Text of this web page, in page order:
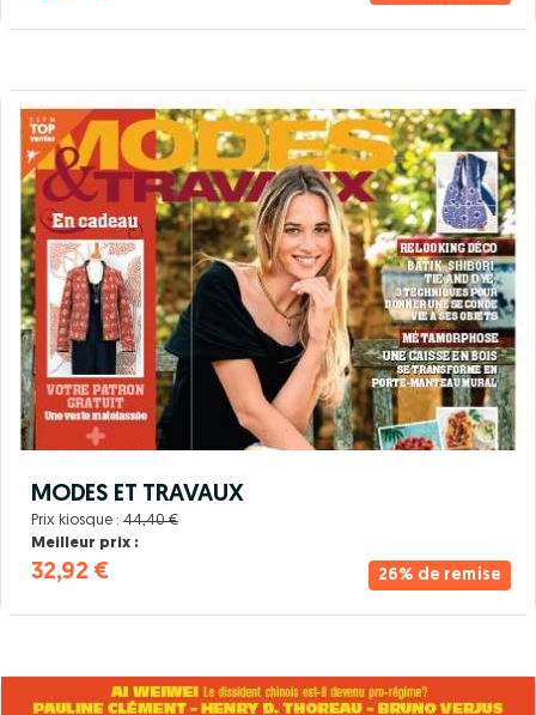
26% de remise
MODES ET TRAVAUX
Prix kiosque : 44,40 €
Meilleur prix :
32,92 €